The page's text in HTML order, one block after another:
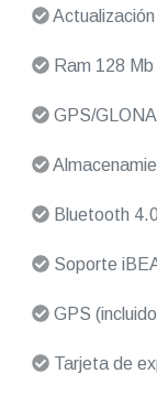
Ram 128 Mb
GPS/
Bluetooth 4.0
Soporte
GPS
Tarjeta de